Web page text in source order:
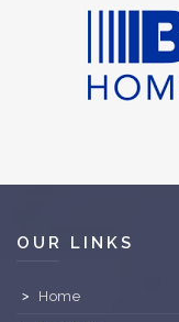
OUR LINKS
Home